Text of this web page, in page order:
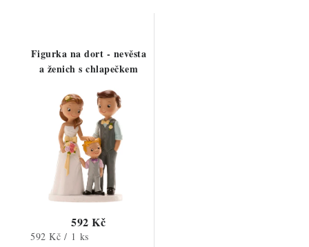
Figurka na dort - nevěsta
a ženich s chlapečkem
592 Kč
Měrná
592 Kč / 1 ks